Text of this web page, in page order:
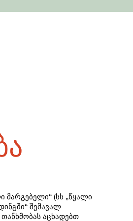
მარგებელი“ (სს „წყალი
შემავალ
თანხმობას აცხადებთ